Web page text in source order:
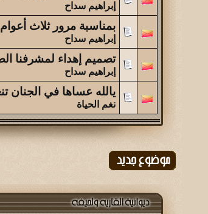
إبراهيم سداح
بمناسبة مرور ثلاث
إبراهيم سداح
تصميم إهداء لمشرفنا
إبراهيم سداح
يالله عساها في الجنان
نغم الحياة